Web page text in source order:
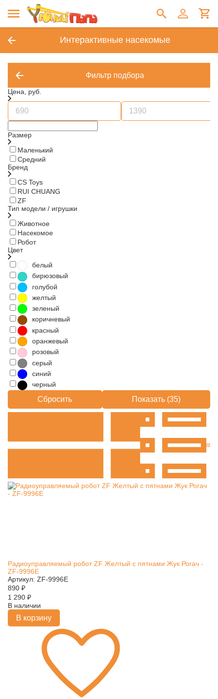
Интерактивные насекомые
Фильтр подбора
Цена, руб.
Размер
Маленький
Средний
Бренд
CS Toys
RUI CHUANG
ZF
Тип модели / игрушки
Животное
Насекомое
Робот
Цвет
белый
бирюзовый
голубой
желтый
зеленый
коричневый
красный
оранжевый
розовый
серый
синий
черный
Сбросить Показать (35)
Радиоуправляемый робот ZF Желтый с пятнами Жук Рогач -
ZF-9996E
Артикул: ZF-9996E
890 ₽
1 290 ₽
В наличии
В корзину